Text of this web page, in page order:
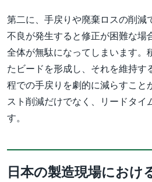
第二に、手戻りや廃棄ロスの削減
不良が発生すると修正が困難な場
全体が無駄になってしまいます。
たビードを形成し、それを維持す
程での手戻りを劇的に減らすこと
スト削減だけでなく、リードタイ
す。
日本の製造現場におけ